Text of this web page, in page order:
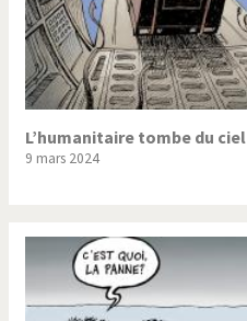
L’humanitaire tombe du ciel
9 mars 2024